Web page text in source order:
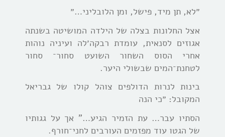
״לא, תן מיד, פישל, ומן הלובליני…״
אצל החלונות בצלה של הילדה המושיטה בשנתה
אגוזים לסנאית, עומדת רבקה׳לה ועיניה נוהות
אחרי הסוס השחור השועט סחור־ סחור
לטחנת־המים שבשולי היער.
בינות לנרות הדולפים צוהל קולו של גבריאל
המקובל: ״כי הנה
הסתיו עבר… עת הזמיר הגיע…” אך על גגותיו
של הגטו עוד מפזמים העורבים לחני־חורף.